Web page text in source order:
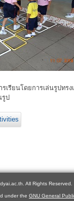
เรียนโดยการเล่นรูปทร
รูป
All Rights Reserved.
under the GNU General